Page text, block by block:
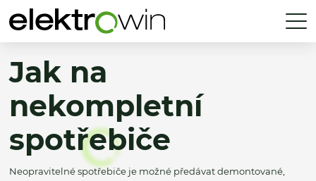
Jak na
nekompletní
spotřebiče
Neopravitelné spotřebiče je možné předávat demontované,